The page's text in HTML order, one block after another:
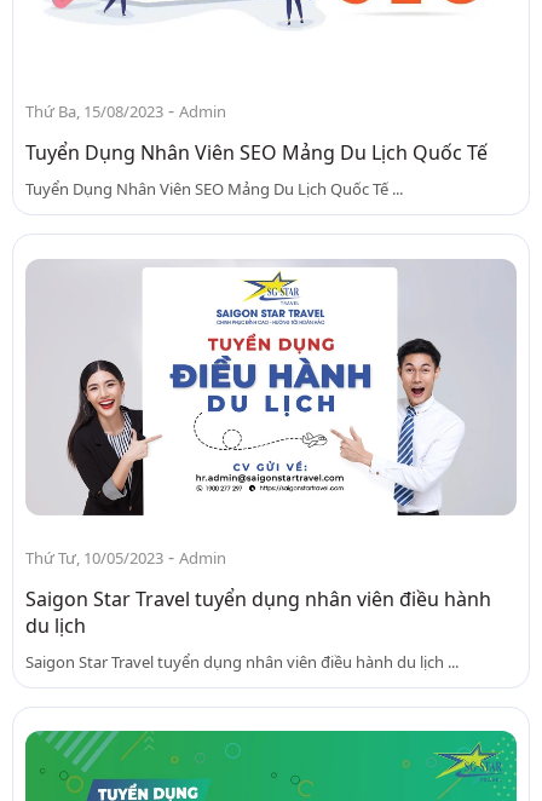
Thứ Ba, 15/08/2023 - Admin
Tuyển Dụng Nhân Viên SEO Mảng Du Lịch Quốc Tế
Tuyển Dụng Nhân Viên SEO Mảng Du Lịch Quốc Tế ...
Thứ Tư, 10/05/2023 - Admin
Saigon Star Travel tuyển dụng nhân viên điều hành
du lịch
Saigon Star Travel tuyển dụng nhân viên điều hành du lịch ...